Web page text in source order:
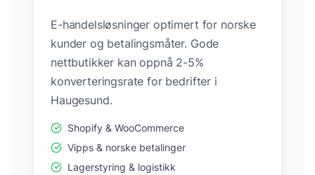
E-handelsløsninger optimert for norske
kunder og betalingsmåter. Gode
nettbutikker kan oppnå 2-5%
konverteringsrate for bedrifter i
Haugesund.
Shopify & WooCommerce
Vipps & norske betalinger
Lagerstyring & logistikk